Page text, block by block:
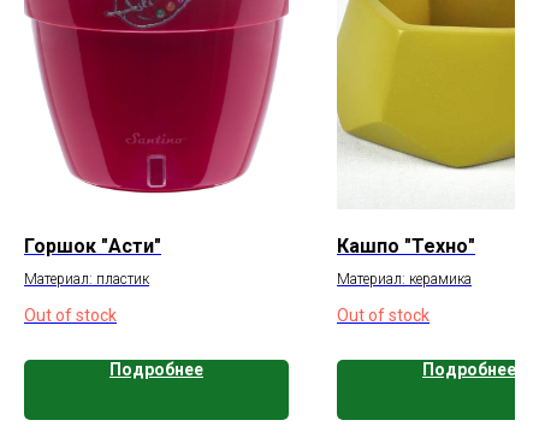
Горшок "Асти"
Материал: пластик
Out of stock
Подробнее
Кашпо "Техно"
Материал: керамика
Out of stock
Подробнее